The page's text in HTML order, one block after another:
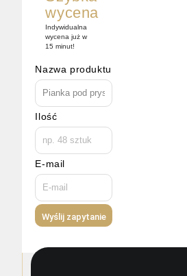
wycena
Indywidualna
wycena już w
15 minut!
Nazwa produktu
Ilość
E-mail
Wyślij zapytanie